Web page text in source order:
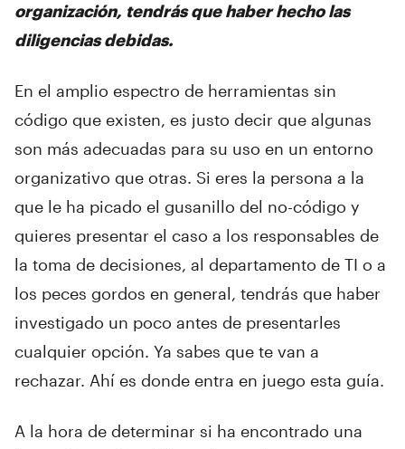
organización, tendrás que haber hecho las
diligencias debidas.
En el amplio espectro de herramientas sin
código que existen, es justo decir que algunas
son más adecuadas para su uso en un entorno
organizativo que otras. Si eres la persona a la
que le ha picado el gusanillo del no-código y
quieres presentar el caso a los responsables de
la toma de decisiones, al departamento de TI o a
los peces gordos en general, tendrás que haber
investigado un poco antes de presentarles
cualquier opción. Ya sabes que te van a
rechazar. Ahí es donde entra en juego esta guía.
A la hora de determinar si ha encontrado una